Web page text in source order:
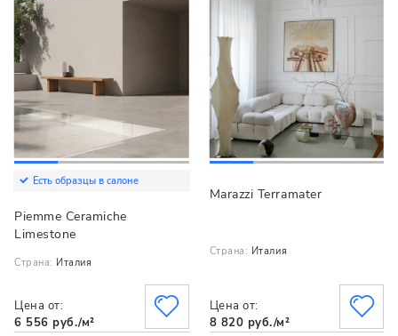
Есть образцы в салоне
Piemme Ceramiche
Limestone
Страна: Италия
Цена от:
6 556 руб./м²
Marazzi Terramater
Страна: Италия
Цена от:
8 820 руб./м²